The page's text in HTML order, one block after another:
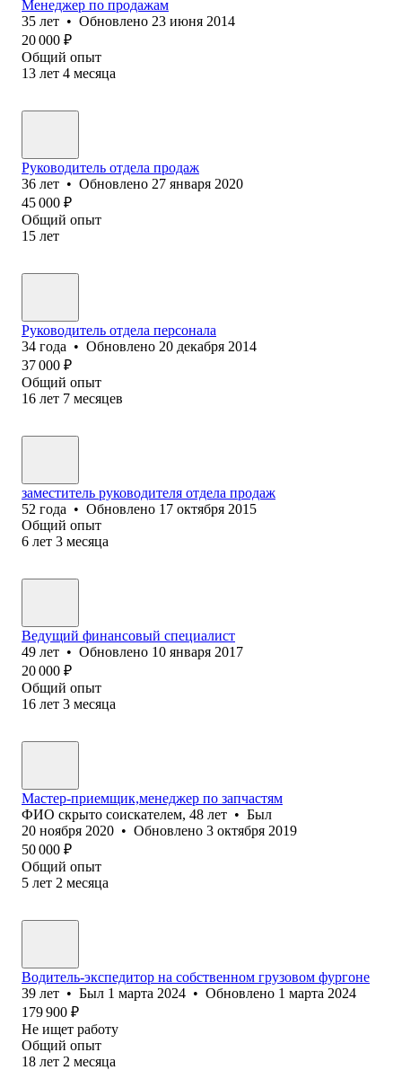
Менеджер по продажам
35 лет • Обновлено 23 июня 2014
20 000 ₽
Общий опыт
13 лет 4 месяца
Руководитель отдела продаж
36 лет • Обновлено 27 января 2020
45 000 ₽
Общий опыт
15 лет
Руководитель отдела персонала
34 года • Обновлено 20 декабря 2014
37 000 ₽
Общий опыт
16 лет 7 месяцев
заместитель руководителя отдела продаж
52 года • Обновлено 17 октября 2015
Общий опыт
6 лет 3 месяца
Ведущий финансовый специалист
49 лет • Обновлено 10 января 2017
20 000 ₽
Общий опыт
16 лет 3 месяца
Мастер-приемщик,менеджер по запчастям
ФИО скрыто соискателем, 48 лет • Был
20 ноября 2020 • Обновлено 3 октября 2019
50 000 ₽
Общий опыт
5 лет 2 месяца
Водитель-экспедитор на собственном грузовом фургоне
39 лет • Был 1 марта 2024 • Обновлено 1 марта 2024
179 900 ₽
Не ищет работу
Общий опыт
18 лет 2 месяца